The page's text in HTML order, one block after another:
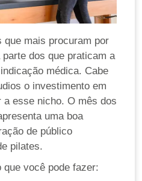
que mais procuram por
dos que praticam a
médica. Cabe
o investimento em
esse nicho. O mês dos
uma boa
de público
pilates.
que você pode fazer: